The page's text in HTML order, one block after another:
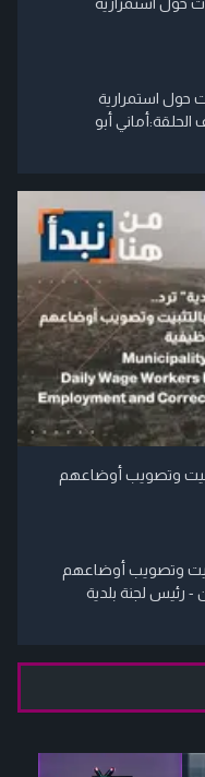
حول استمرارية
أبو
وتصويب أوضاعهم
وتصويب أوضاعهم
- رئيس لجنة بلدية